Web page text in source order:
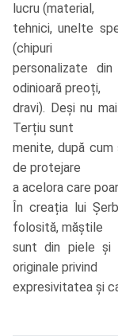
lucru (material,
tehnici, unelte
(chipuri
personalizate
odinioară preoți,
dravi). Deși nu
Terțiu sunt
menite, după cum
de protejare
a acelora care
În creația lui
folosită, măștile
sunt din piele și
originale privind
expresivitatea și